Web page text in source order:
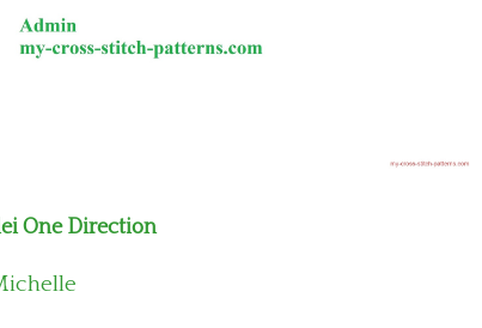
One Direction